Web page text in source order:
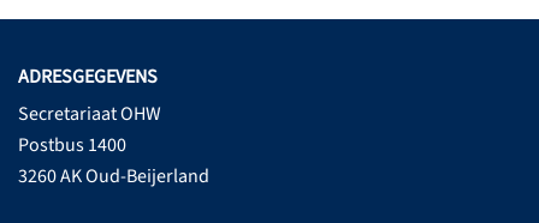
ADRESGEGEVENS
Secretariaat OHW
Postbus 1400
3260 AK Oud-Beijerland